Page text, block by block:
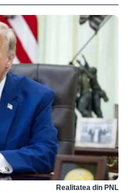
Realitatea din PNL